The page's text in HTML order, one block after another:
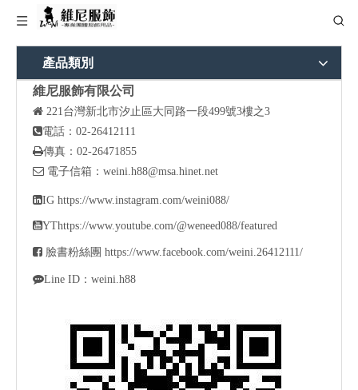
產品類別
維尼服飾有限公司
 221台灣新北市汐止區大同路一段499號3樓之3
電話：02-26412111
傳真：02-26471855
 電子信箱： weini.h88@msa.hinet.net
IG https://www.instagram.com/weini088/
YThttps://www.youtube.com/@weneed088/featured
 臉書粉絲團 https://www.facebook.com/weini.26412111/
Line ID：weini.h88